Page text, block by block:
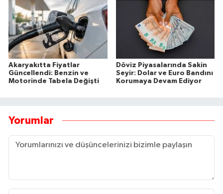
Akaryakıtta Fiyatlar
Güncellendi: Benzin ve
Motorinde Tabela Değişti
Döviz Piyasalarında Sakin
Seyir: Dolar ve Euro Bandını
Korumaya Devam Ediyor
Yorumlar